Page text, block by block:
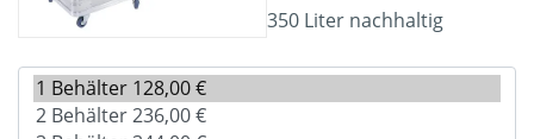
350 Liter nachhaltig